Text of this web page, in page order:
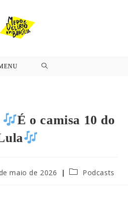
É o camisa 10 do
maio de 2026 Podcasts